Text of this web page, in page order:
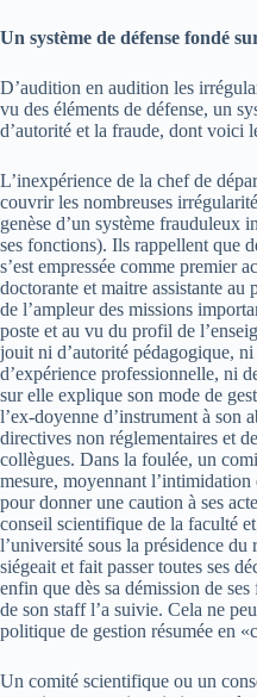
Un système de défense fondé
D’audition en audition les
vu des éléments de défense, un
d’autorité et la fraude, dont voici
L’inexpérience de la chef de
couvrir les nombreuses
genèse d’un système frauduleux
ses fonctions). Ils rappellent que
s’est empressée comme premier
doctorante et maitre assistante au
de l’ampleur des missions
poste et au vu du profil de
jouit ni d’autorité pédagogique,
d’expérience professionnelle, ni
sur elle explique son mode de
l’ex-doyenne d’instrument à son
directives non réglementaires et
collègues. Dans la foulée, un
mesure, moyennant
pour donner une caution à ses
conseil scientifique de la faculté
l’université sous la présidence
siégeait et fait passer toutes ses
enfin que dès sa démission de
de son staff l’a suivie. Cela ne
politique de gestion résumée en
Un comité scientifique ou un